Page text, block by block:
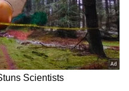
ಮಾಡುತ್ತಿರುವ ನಟಿ
ಜೊತೆಗೆ ಮಂತ್ರಾಲಯ